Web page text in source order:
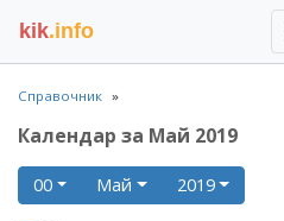
kik.info
Справочник
Календар за Май 2019
00 Май 2019